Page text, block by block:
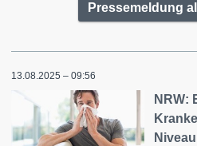
Pressemeldung
13.08.2025 – 09:56
NRW:
Niveau